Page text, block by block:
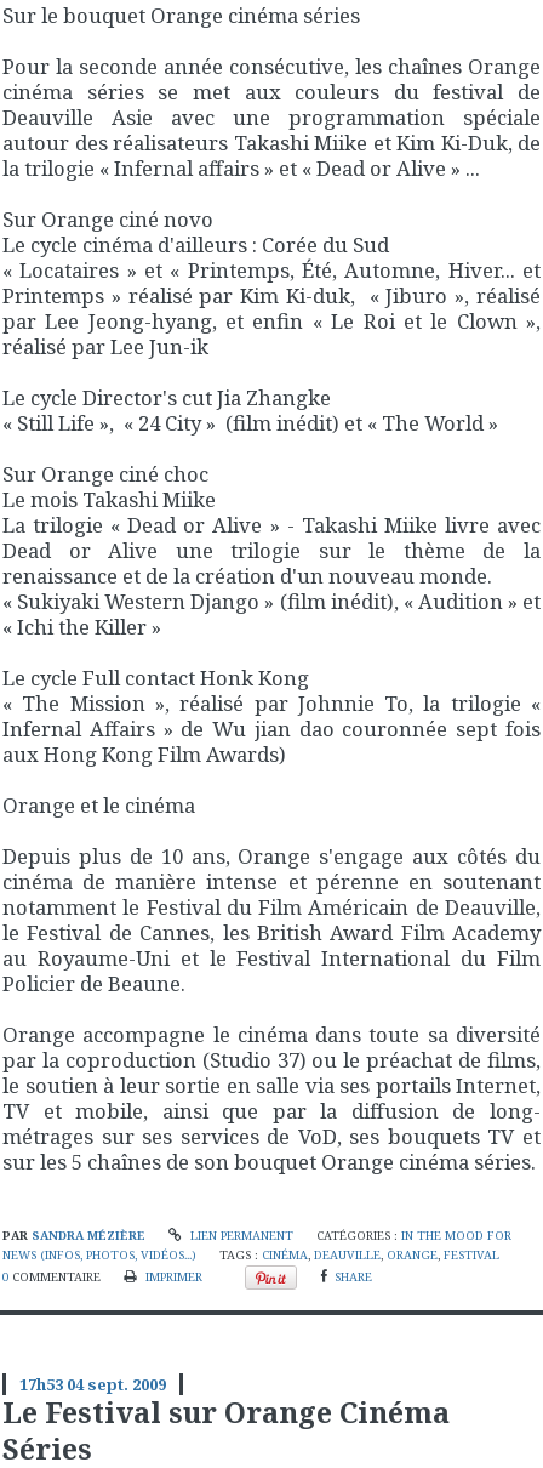
Sur le bouquet Orange cinéma séries
Pour la seconde année consécutive, les chaînes Orange
cinéma séries se met aux couleurs du festival de
Deauville Asie avec une programmation spéciale
autour des réalisateurs Takashi Miike et Kim Ki-Duk, de
la trilogie « Infernal affairs » et « Dead or Alive » ...
Sur Orange ciné novo
Le cycle cinéma d'ailleurs : Corée du Sud
« Locataires » et « Printemps, Été, Automne, Hiver... et
Printemps » réalisé par Kim Ki-duk, « Jiburo », réalisé
par Lee Jeong-hyang, et enfin « Le Roi et le Clown »,
réalisé par Lee Jun-ik
Le cycle Director's cut Jia Zhangke
« Still Life », « 24 City » (film inédit) et « The World »
Sur Orange ciné choc
Le mois Takashi Miike
La trilogie « Dead or Alive » - Takashi Miike livre avec
Dead or Alive une trilogie sur le thème de la
renaissance et de la création d'un nouveau monde.
« Sukiyaki Western Django » (film inédit), « Audition » et
« Ichi the Killer »
Le cycle Full contact Honk Kong
« The Mission », réalisé par Johnnie To, la trilogie «
Infernal Affairs » de Wu jian dao couronnée sept fois
aux Hong Kong Film Awards)
Orange et le cinéma
Depuis plus de 10 ans, Orange s'engage aux côtés du
cinéma de manière intense et pérenne en soutenant
notamment le Festival du Film Américain de Deauville,
le Festival de Cannes, les British Award Film Academy
au Royaume-Uni et le Festival International du Film
Policier de Beaune.
Orange accompagne le cinéma dans toute sa diversité
par la coproduction (Studio 37) ou le préachat de films,
le soutien à leur sortie en salle via ses portails Internet,
TV et mobile, ainsi que par la diffusion de long-
métrages sur ses services de VoD, ses bouquets TV et
sur les 5 chaînes de son bouquet Orange cinéma séries.
PAR SANDRA MÉZIÈRE LIEN PERMANENT CATÉGORIES :IN THE MOOD FOR
NEWS (INFOS, PHOTOS, VIDÉOS...)
TAGS : CINÉMA,DEAUVILLE, ORANGE,FESTIVAL
0 COMMENTAIRE IMPRIMER SHARE
17h53 04 sept. 2009
Le Festival sur Orange Cinéma
Séries